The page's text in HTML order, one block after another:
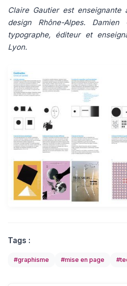
Claire Gautier est enseignante
design Rhône-Alpes.
typographe, éditeur et
Lyon.
Tags :
#graphisme #mise en page